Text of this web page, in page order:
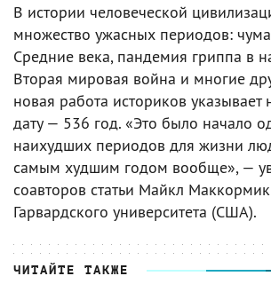
В истории человеческой
множество ужасных периодов:
Средние века, пандемия гриппа в
Вторая мировая война и многие
новая работа историков
дату — 536 год. «Это было начало
наихудших периодов для жизни
самым худшим годом вообще», —
соавторов статьи Майкл
Гарвардского университета (США).
ЧИТАЙТЕ ТАКЖЕ